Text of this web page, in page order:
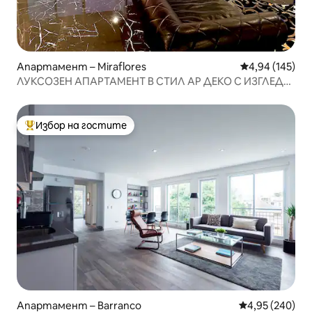
Апартамент – Miraflores Средна
4,94 (145)
ЛУКСОЗЕН АПАРТАМЕНТ В СТИЛ АР ДЕКО С ИЗГЛЕД
Най-популярен избор на гостите
Избор на гостите
Апартамент – Barranco Средна
4,95 (240)